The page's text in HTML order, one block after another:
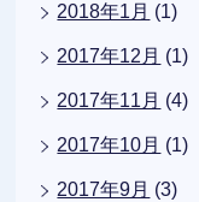
2018年1月 (1)
2017年12月 (1)
2017年11月 (4)
2017年10月 (1)
2017年9月 (3)